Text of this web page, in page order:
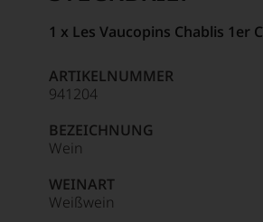
1 x Les Vaucopins Chablis 1er
ARTIKELNUMMER
941204
BEZEICHNUNG
Wein
WEINART
Weißwein